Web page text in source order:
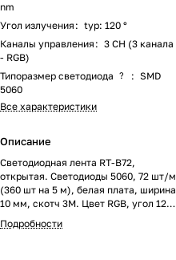
nm
Угол излучения : typ: 120 °
Каналы управления : 3 CH (3 канала
- RGB)
Типоразмер светодиода
? : SMD
5060
Все характеристики
Описание
Светодиодная лента RT-B72,
открытая. Светодиоды 5060, 72 шт/м
(360 шт на 5 м), белая плата, ширина
10 мм, скотч 3M. Цвет RGB, угол 120°.
Питание 12V, мощность 15 Вт/м (75
Вт на 5 м). Размеры 5000x10x2.2 мм.
Подробности